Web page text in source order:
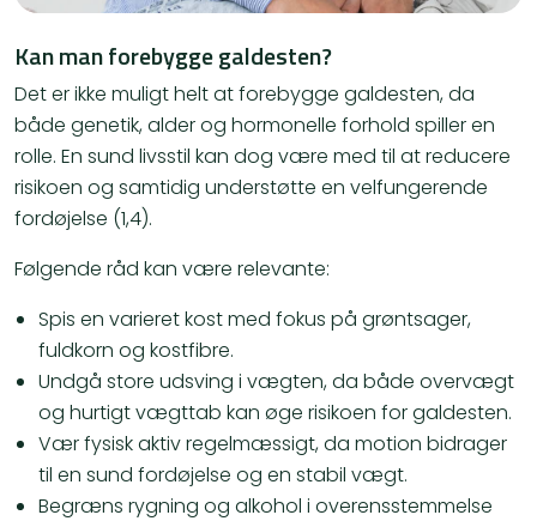
Kan man forebygge galdesten?
Det er ikke muligt helt at forebygge galdesten, da
både genetik, alder og hormonelle forhold spiller en
rolle. En sund livsstil kan dog være med til at reducere
risikoen og samtidig understøtte en velfungerende
fordøjelse (1,4).
Følgende råd kan være relevante:
Spis en varieret kost med fokus på grøntsager,
fuldkorn og kostfibre.
Undgå store udsving i vægten, da både overvægt
og hurtigt vægttab kan øge risikoen for galdesten.
Vær fysisk aktiv regelmæssigt, da motion bidrager
til en sund fordøjelse og en stabil vægt.
Begræns rygning og alkohol i overensstemmelse